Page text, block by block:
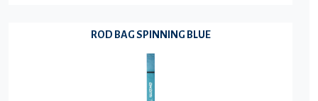
ROD BAG SPINNING BLUE